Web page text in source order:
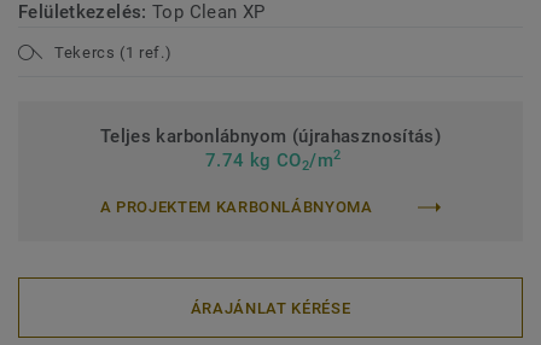
Felületkezelés:Top Clean XP
Tekercs (1 ref.)
Teljes karbonlábnyom (újrahasznosítás)
7.74 kg CO2/m2
A PROJEKTEM KARBONLÁBNYOMA
ÁRAJÁNLAT KÉRÉSE